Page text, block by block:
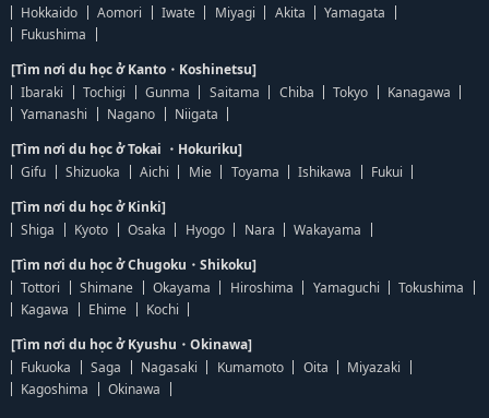
Hokkaido
Aomori Iwate Miyagi Akita
Yamagata
Fukushima
[Tìm nơi du học ở Kanto・Koshinetsu]
Ibaraki
Tochigi Gunma Saitama Chiba Tokyo
Kanagawa
Yamanashi
Nagano
Niigata
[Tìm nơi du học ở Tokai ・Hokuriku]
Gifu
Shizuoka Aichi Mie Toyama Ishikawa
Fukui
[Tìm nơi du học ở Kinki]
Shiga
Kyoto Osaka Hyogo Nara
Wakayama
[Tìm nơi du học ở Chugoku・Shikoku]
Tottori
Shimane Okayama Hiroshima Yamaguchi
Tokushima
Kagawa
Ehime
Kochi
[Tìm nơi du học ở Kyushu・Okinawa]
Fukuoka
Saga Nagasaki Kumamoto Oita
Miyazaki
Kagoshima
Okinawa